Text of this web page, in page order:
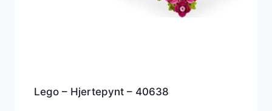
Lego – Hjertepynt – 40638